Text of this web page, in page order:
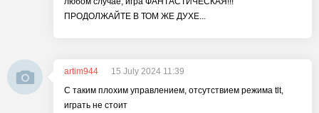
ПРОДОЛЖАЙТЕ В ТОМ ЖЕ ДУХЕ...
artim944
15 July 2024 11:39
С таким плохим управлением, отсутствием режима tlt,
играть не стоит